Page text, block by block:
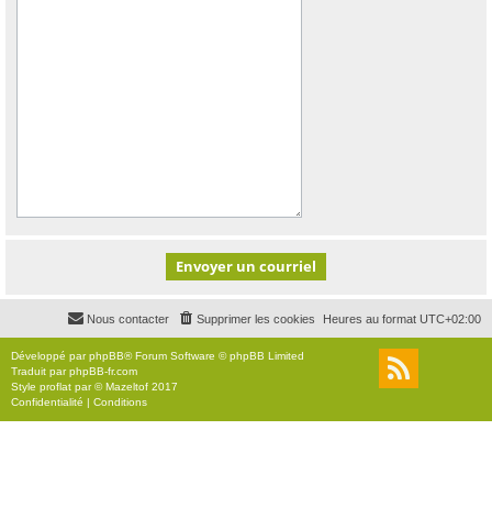
Heures au format UTC+02:00
Supprimer les cookies
Nous contacter
Développé parphpBB® Forum Software © phpBB Limited
Traduit parphpBB-fr.com
Style proflat par ©Mazeltof 2017
Confidentialité | Conditions